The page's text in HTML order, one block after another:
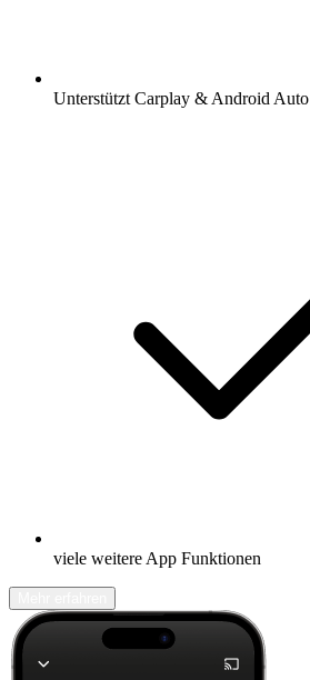
Unterstützt Carplay & Android Auto
viele weitere App Funktionen